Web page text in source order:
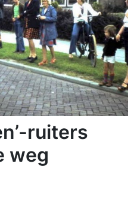
ruiters
weg